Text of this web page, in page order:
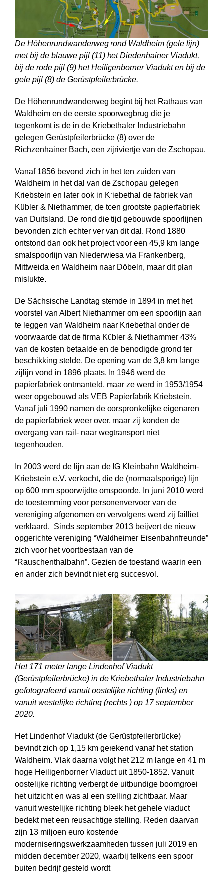
De Höhenrundwanderweg rond Waldheim (gele lijn)
met bij de blauwe pijl (11) het Diedenhainer Viadukt,
bij de rode pijl (9) het Heiligenborner Viadukt en bij de
gele pijl (8) de Gerüstpfeilerbrücke.
De Höhenrundwanderweg begint bij het Rathaus van
Waldheim en de eerste spoorwegbrug die je
tegenkomt is de in de Kriebethaler Industriebahn
gelegen Gerüstpfeilerbrücke (8) over de
Richzenhainer Bach, een zijriviertje van de Zschopau.
Vanaf 1856 bevond zich in het ten zuiden van
Waldheim in het dal van de Zschopau gelegen
Kriebstein en later ook in Kriebethal de fabriek van
Kübler & Niethammer, de toen grootste papierfabriek
van Duitsland. De rond die tijd gebouwde spoorlijnen
bevonden zich echter ver van dit dal. Rond 1880
ontstond dan ook het project voor een 45,9 km lange
smalspoorlijn van Niederwiesa via Frankenberg,
Mittweida en Waldheim naar Döbeln, maar dit plan
mislukte.
De Sächsische Landtag stemde in 1894 in met het
voorstel van Albert Niet­hammer om een spoorlijn aan
te leggen van Waldheim naar Kriebethal onder de
voorwaarde dat de firma Kübler & Niethammer 43%
van de kosten betaalde en de benodigde grond ter
beschikking stelde. De opening van de 3,8 km lange
zijlijn vond in 1896 plaats. In 1946 werd de
papierfabriek ontmanteld, maar ze werd in 1953/1954
weer opgebouwd als VEB Papierfabrik Kriebstein.
Vanaf juli 1990 namen de oorspronkelijke eigenaren
de papierfabriek weer over, maar zij konden de
overgang van rail- naar wegtransport niet
tegenhouden.
In 2003 werd de lijn aan de IG Kleinbahn Waldheim-
Kriebstein e.V. verkocht, die de (normaalsporige) lijn
op 600 mm spoorwijdte omspoorde. In juni 2010 werd
de toestemming voor personenvervoer van de
vereniging afgenomen en vervolgens werd zij failliet
verklaard. Sinds september 2013 beijvert de nieuw
opgerichte vereniging “Waldheimer Eisenbahnfreunde”
zich voor het voortbestaan van de
“Rauschenthalbahn”. Gezien de toestand waarin een
en ander zich bevindt niet erg succesvol.
Het 171 meter lange Lindenhof Viadukt
(Gerüstpfeilerbrücke) in de Kriebethaler Industriebahn
gefotografeerd vanuit oostelijke richting (links) en
vanuit westelijke richting (rechts ) op 17 september
2020.
Het Lindenhof Viadukt (de Gerüstpfeilerbrücke)
bevindt zich op 1,15 km gerekend vanaf het station
Waldheim. Vlak daarna volgt het 212 m lange en 41 m
hoge Heiligenborner Viaduct uit 1850-1852. Vanuit
oostelijke richting verbergt de uitbundige boomgroei
het uitzicht en was al een stelling zichtbaar. Maar
vanuit westelijke richting bleek het gehele viaduct
bedekt met een reusachtige stelling. Reden daarvan
zijn 13 miljoen euro kostende
moderniseringswerkzaamheden tussen juli 2019 en
midden december 2020, waarbij telkens een spoor
buiten bedrijf gesteld wordt.